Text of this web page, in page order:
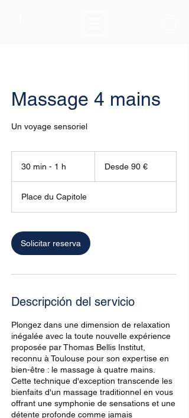
Massage 4 mains
Un voyage sensoriel
30 min - 1 h
m
i
-
1
eurosDesde 90 €
Place du Capitole
Solicitar reserva
Descripción del servicio
Plongez dans une dimension de relaxation
inégalée avec la toute nouvelle expérience
proposée par Thomas Bellis Institut,
reconnu à Toulouse pour son expertise en
bien-être : le massage à quatre mains.
Cette technique d'exception transcende les
bienfaits d'un massage traditionnel en vous
offrant une symphonie de sensations et une
détente profonde comme jamais